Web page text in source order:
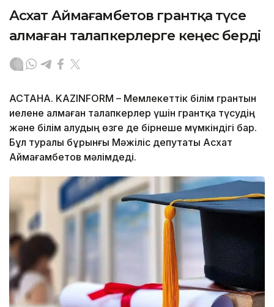
Асхат Аймағамбетов грантқа түсе
алмаған талапкерлерге кеңес берді
АСТАНА. KAZINFORM – Мемлекеттік білім грантын
иелене алмаған талапкерлер үшін грантқа түсудің
және білім алудың өзге де бірнеше мүмкіндігі бар.
Бұл туралы бұрынғы Мәжіліс депутаты Асхат
Аймағамбетов мәлімдеді.